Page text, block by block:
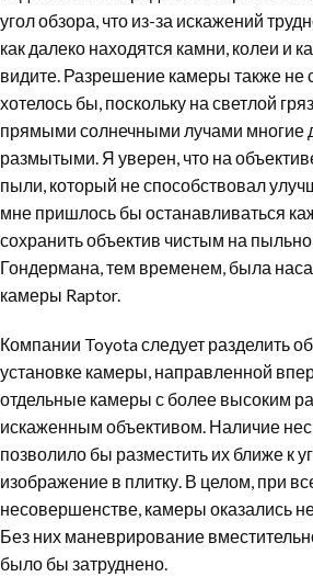
угол обзора, что из-за искажений
как далеко находятся камни, колеи и
видите. Разрешение камеры также не
хотелось бы, поскольку на светлой
прямыми солнечными лучами многие
размытыми. Я уверен, что на
пыли, который не способствовал
мне пришлось бы останавливаться
сохранить объектив чистым на
Гондермана, тем временем, была
камеры Raptor.
Компании Toyota следует разделить
установке камеры, направленной
отдельные камеры с более высоким
искаженным объективом. Наличие
позволило бы разместить их ближе к
изображение в плитку. В целом, при
несовершенстве, камеры оказались
Без них маневрирование
было бы затруднено.